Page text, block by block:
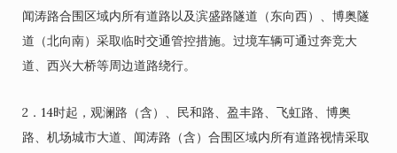
闻涛路合围区域内所有道路以及滨盛路隧道（东向西）、博奥隧
道（北向南）采取临时交通管控措施。过境车辆可通过奔竞大
道、西兴大桥等周边道路绕行。
2．14时起，观澜路（含）、民和路、盈丰路、飞虹路、博奥
路、机场城市大道、闻涛路（含）合围区域内所有道路视情采取